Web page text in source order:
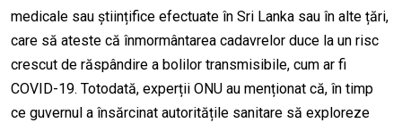
medicale sau științifice efectuate în Sri Lanka sau în alte țări,
care să ateste că înmormântarea cadavrelor duce la un risc
crescut de răspândire a bolilor transmisibile, cum ar fi
COVID-19. Totodată, experții ONU au menționat că, în timp
ce guvernul a însărcinat autoritățile sanitare să exploreze